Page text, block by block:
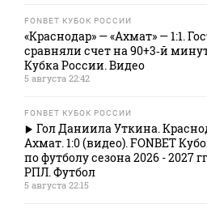
FONBET КУБОК РОССИИ
«Краснодар» — «Ахмат» — 1:1.
сравняли счет на 90+3‑й
Кубка России. Видео
5 августа 22:42
FONBET КУБОК РОССИИ
Гол Даниила Уткина.
Ахмат. 1:0 (видео). FONBET
по футболу сезона 2026 - 2027
РПЛ. Футбол
5 августа 22:15